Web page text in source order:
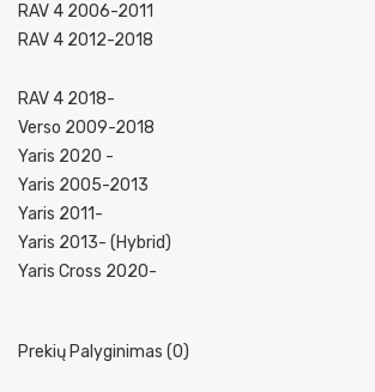
RAV 4 2006-2011
RAV 4 2012-2018
RAV 4 2018-
Verso 2009-2018
Yaris 2020 -
Yaris 2005-2013
Yaris 2011-
Yaris 2013- (Hybrid)
Yaris Cross 2020-
Prekių Palyginimas (0)